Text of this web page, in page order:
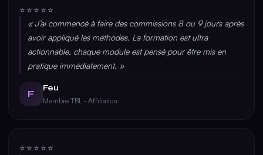
⭐⭐⭐⭐⭐
« J’ai commencé à faire des commissions 8 ou 9 jours après
avoir appliqué les méthodes. La formation est ultra
actionnable, chaque module est pensé pour être mis en
pratique immédiatement. »
F
Feu
Membre TBL · Affiliation
⭐⭐⭐⭐⭐